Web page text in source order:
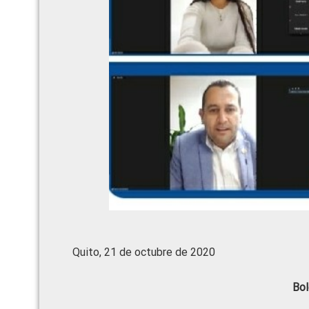
Quito, 21 de octubre de 2020